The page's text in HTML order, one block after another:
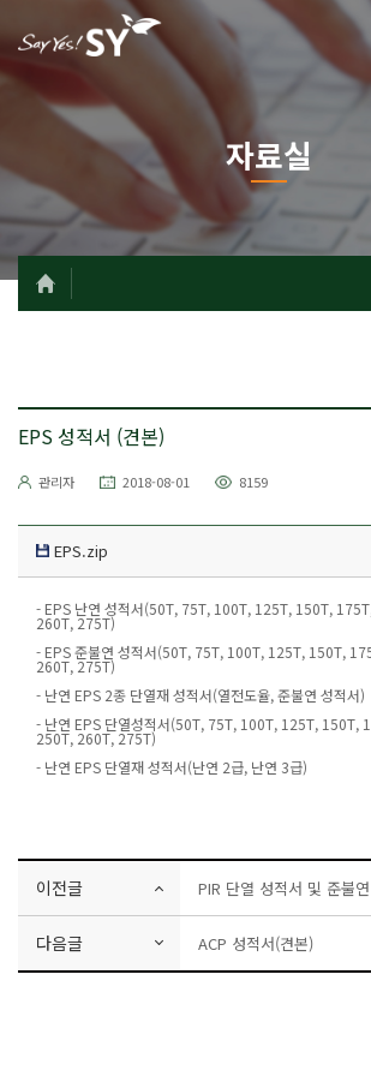
자료실
EPS 성적서 (견본)
관리자 2018-08-01 8159
EPS.zip
- EPS 난연 성적서(50T, 75T, 100T, 125T, 150T,
260T, 275T)
- EPS 준불연 성적서(50T, 75T, 100T, 125T, 150T,
260T, 275T)
- 난연 EPS 2종 단열재 성적서(열전도율, 준불연 성적서)
- 난연 EPS 단열성적서(50T, 75T, 100T, 125T, 150T,
250T, 260T, 275T)
- 난연 EPS 단열재 성적서(난연 2급, 난연 3급)
이전글 PIR 단열 성적서 및 준불
다음글 ACP 성적서(견본)